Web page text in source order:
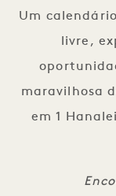
Um
livre,
maravilhosa
em 1